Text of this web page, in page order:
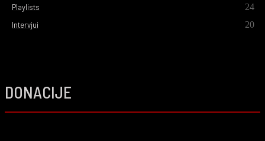
Playlists 24
Intervjui 20
DONACIJE